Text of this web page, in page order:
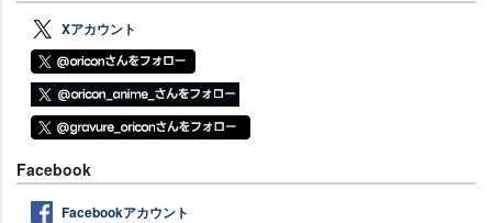
Xアカウント
Facebook
Facebookアカウント